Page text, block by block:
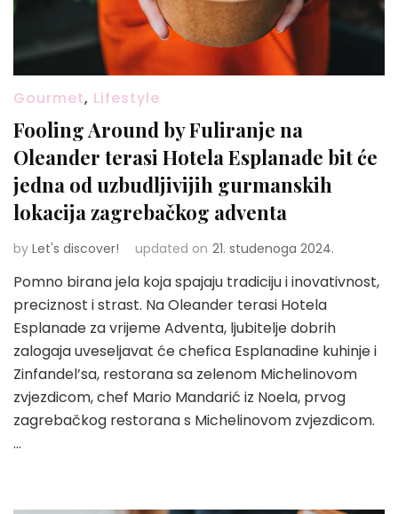
Gourmet, Lifestyle
Fooling Around by Fuliranje na
Oleander terasi Hotela Esplanade bit će
jedna od uzbudljivijih gurmanskih
lokacija zagrebačkog adventa
by Let's discover! updated on 21. studenoga 2024.
Pomno birana jela koja spajaju tradiciju i inovativnost,
preciznost i strast. Na Oleander terasi Hotela
Esplanade za vrijeme Adventa, ljubitelje dobrih
zalogaja uveseljavat će chefica Esplanadine kuhinje i
Zinfandel’sa, restorana sa zelenom Michelinovom
zvjezdicom, chef Mario Mandarić iz Noela, prvog
zagrebačkog restorana s Michelinovom zvjezdicom.
…